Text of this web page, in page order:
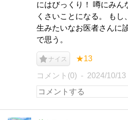
にはびっくり！ 噂にみん
くさいことになる。 も
生みたいなお医者さんに
で思う。
ナイス ★13
コメント(0) 2024/10/13